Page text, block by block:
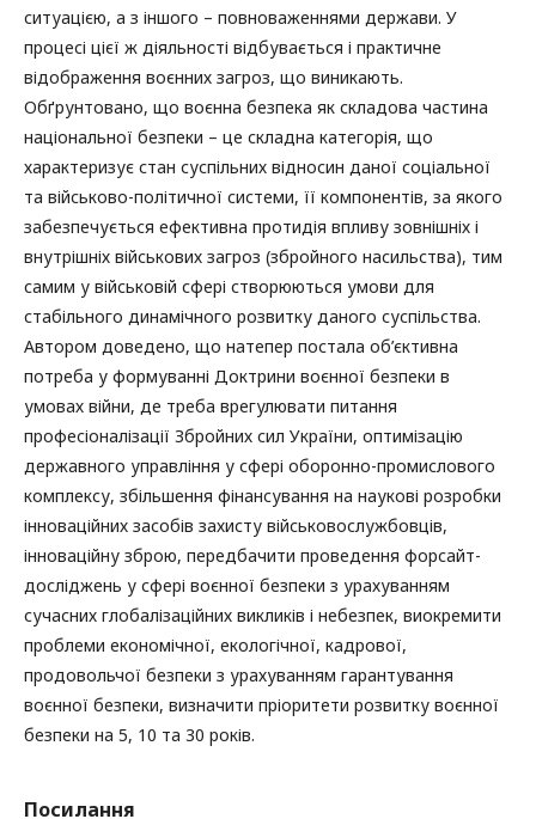
ситуацією, а з іншого – повноваженнями держави. У
процесі цієї ж діяльності відбувається і практичне
відображення воєнних загроз, що виникають.
Обґрунтовано, що воєнна безпека як складова частина
національної безпеки – це складна категорія, що
характеризує стан суспільних відносин даної соціальної
та військово-політичної системи, її компонентів, за якого
забезпечується ефективна протидія впливу зовнішніх і
внутрішніх військових загроз (збройного насильства), тим
самим у військовій сфері створюються умови для
стабільного динамічного розвитку даного суспільства.
Автором доведено, що натепер постала об’єктивна
потреба у формуванні Доктрини воєнної безпеки в
умовах війни, де треба врегулювати питання
професіоналізації Збройних сил України, оптимізацію
державного управління у сфері оборонно-промислового
комплексу, збільшення фінансування на наукові розробки
інноваційних засобів захисту військовослужбовців,
інноваційну зброю, передбачити проведення форсайт-
досліджень у сфері воєнної безпеки з урахуванням
сучасних глобалізаційних викликів і небезпек, виокремити
проблеми економічної, екологічної, кадрової,
продовольчої безпеки з урахуванням гарантування
воєнної безпеки, визначити пріоритети розвитку воєнної
безпеки на 5, 10 та 30 років.
Посилання